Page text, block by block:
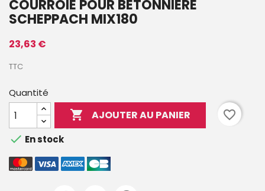
COURROIE POUR BÉTONNIÈRE
SCHEPPACH MIX180
23,63 €
TTC
Quantité
 AJOUTER AU PANIER
favorite_border
 En stock